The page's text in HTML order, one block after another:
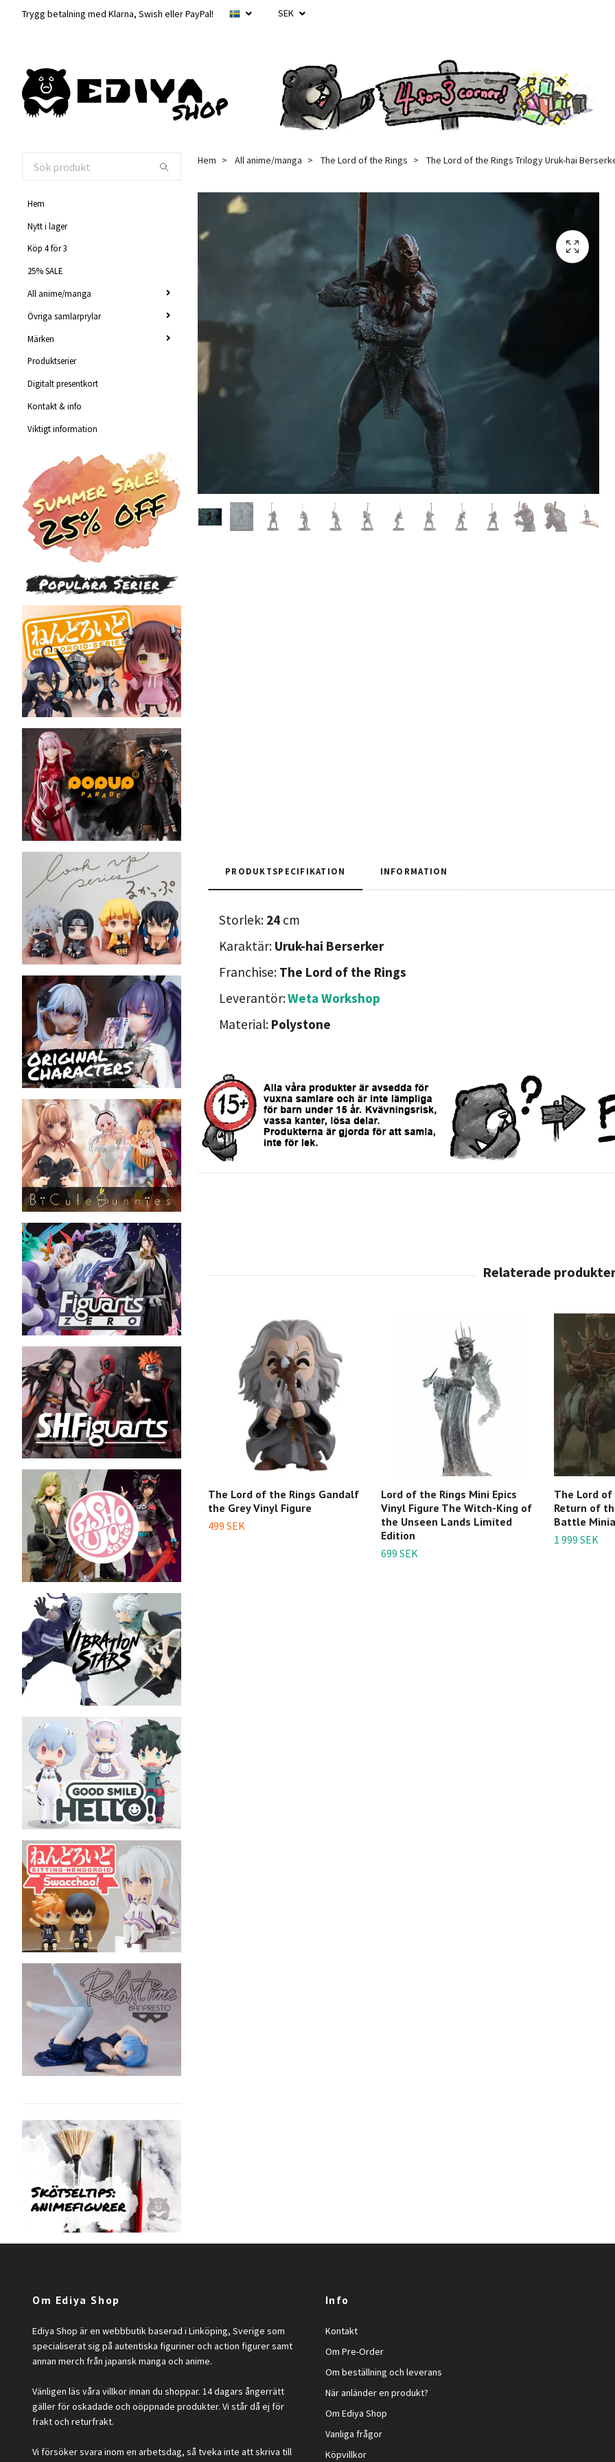
Trygg betalning med Klarna, Swish eller PayPal! SEK
Hem
Nytt i lager
Köp 4 för 3
25% SALE
All anime/manga
Övriga samlarprylar
Märken
Produktserier
Digitalt presentkort
Kontakt & info
Viktigt information
Hem All anime/manga The Lord of the Rings The Lord of the Rings Trilogy Uruk-hai
PRODUKTSPECIFIKATION INFORMATION
Storlek: 24 cm
Karaktär: Uruk-hai Berserker
Franchise: The Lord of the Rings
Leverantör:Weta Workshop
Material: Polystone
The Lord of the Rings Gandalf
the Grey Vinyl Figure
499 SEK
Lord of the Rings Mini Epics
Vinyl Figure The Witch-King of
the Unseen Lands Limited
Edition
699 SEK
The Lord of
Return of
Battle
1 999 SEK
Om Ediya Shop
Ediya Shop är en webbbutik baserad i Linköping, Sverige som
specialiserat sig på autentiska figuriner och action figurer samt
annan merch från japansk manga och anime.
Vänligen läs våra villkor innan du shoppar. 14 dagars ångerrätt
gäller för oskadade och oöppnade produkter. Vi står då ej för
frakt och returfrakt.
Vi försöker svara inom en arbetsdag, så tveka inte att skriva till
Info
Kontakt
Om Pre-Order
Om beställning och leverans
När anländer en produkt?
Om Ediya Shop
Vanliga frågor
Köpvillkor